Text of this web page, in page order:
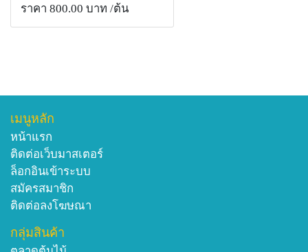
ราคา 800.00 บาท /ต้น
เมนูหลัก
หน้าแรก
ติดต่อเว็บมาสเตอร์
ล็อกอินเข้าระบบ
สมัครสมาชิก
ติดต่อลงโฆษณา
กลุ่มสินค้า